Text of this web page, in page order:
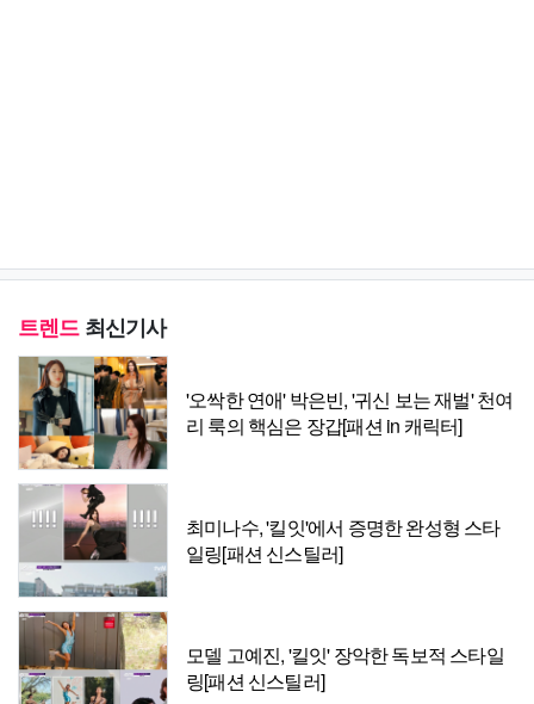
트렌드최신기사
'오싹한 연애' 박은빈, '귀신 보는 재벌' 천여
리 룩의 핵심은 장갑[패션 in 캐릭터]
최미나수, '킬잇'에서 증명한 완성형 스타
일링[패션 신스틸러]
모델 고예진, '킬잇' 장악한 독보적 스타일
링[패션 신스틸러]